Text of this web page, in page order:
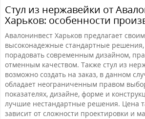
Стул из нержавейки от
Харьков: особенности
Авалонинвест Харьков предлагает
высоконадежные стандартные решения,
порадовать современным дизайном,
отменным качеством. Также стул из
возможно создать на заказ, в данном
обладает неограниченным правом
показателях, дизайне, форме и
лучшие нестандартные решения. Цена
зависит от сложности проектировки и